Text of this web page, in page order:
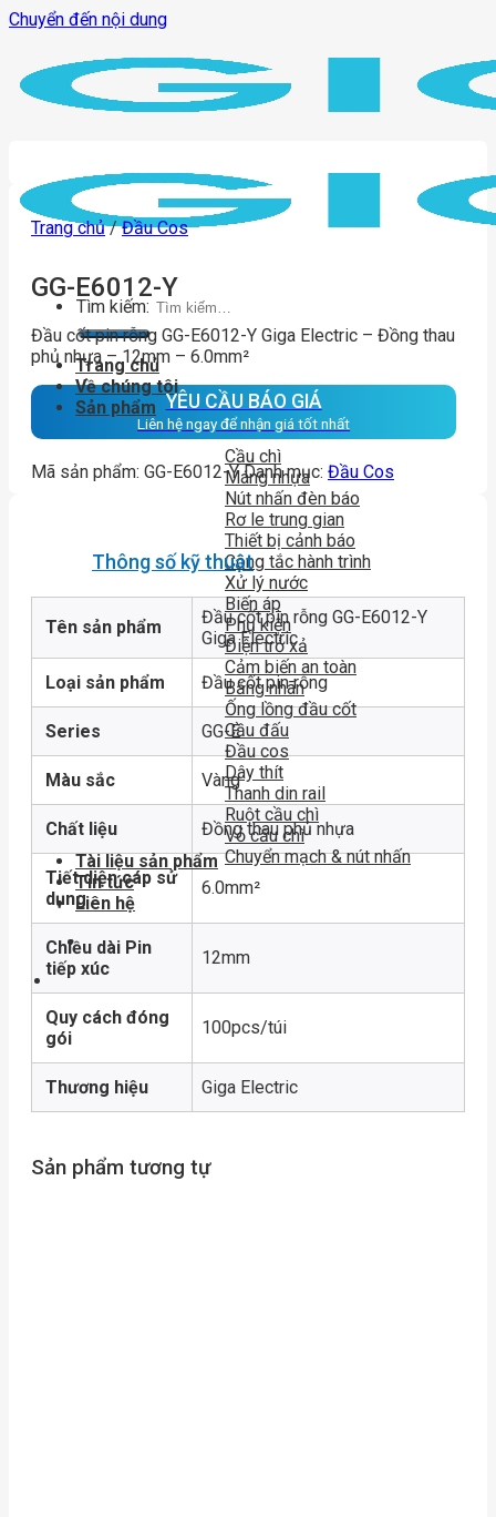
Chuyển đến nội dung
Tìm kiếm:
Trang chủ
Về chúng tôi
Sản phẩm
Cầu chì
Máng nhựa
Nút nhấn đèn báo
Rơ le trung gian
Thiết bị cảnh báo
Công tắc hành trình
Xử lý nước
Biến áp
Phụ kiện
Điện trở xả
Cảm biến an toàn
Băng nhãn
Ống lồng đầu cốt
Cầu đấu
Đầu cos
Dây thít
Thanh din rail
Ruột cầu chì
Vỏ cầu chì
Chuyển mạch & nút nhấn
Tài liệu sản phẩm
Tin tức
Liên hệ
Trang chủ / Đầu Cos
GG-E6012-Y
Đầu cốt pin rỗng GG-E6012-Y Giga Electric – Đồng thau
phủ nhựa – 12mm – 6.0mm²
YÊU CẦU BÁO GIÁ
Liên hệ ngay để nhận giá tốt nhất
Mã sản phẩm: GG-E6012-Y Danh mục: Đầu Cos
Thông số kỹ thuật
Tên sản phẩm
Đầu cốt pin rỗng GG-E6012-Y
Giga Electric
Loại sản phẩm Đầu cốt pin rỗng
Series GG-E
Màu sắc Vàng
Chất liệu Đồng thau phủ nhựa
Tiết diện cáp sử
dụng
6.0mm²
Chiều dài Pin
tiếp xúc
12mm
Quy cách đóng
gói
100pcs/túi
Thương hiệu Giga Electric
Sản phẩm tương tự